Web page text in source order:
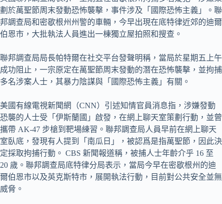
劃於萬聖節周末發動恐怖襲擊，事件涉及「國際恐怖主義」。聯
邦調查局和密歇根州州警的車輛，今早出現在底特律近郊的迪爾
伯恩市，大批執法人員進出一棟獨立屋拍照和搜查。
聯邦調查局局長帕特爾在社交平台發聲明稱，當局於星期五上午
成功阻止，一宗原定在萬聖節周末發動的潛在恐怖襲擊，並拘捕
多名涉案人士，其暴力陰謀與「國際恐怖主義」有關。
美國有線電視新聞網（CNN）引述知情官員消息指，涉嫌發動
恐襲的人士受「伊斯蘭國」啟發，在網上聊天室策劃行動，並曾
攜帶 AK-47 步槍到靶場練習。聯邦調查局人員早前在網上聊天
室臥底，發現有人提到「南瓜日」，被認爲是指萬聖節，因此決
定採取拘捕行動。 CBS 新聞報道稱，被捕人士年齡介乎 16 至
20 歲。聯邦調查局底特律分局表示，當局今早在密歇根州的迪
爾伯恩市以及英克斯特市，展開執法行動，目前對公共安全並無
威脅。